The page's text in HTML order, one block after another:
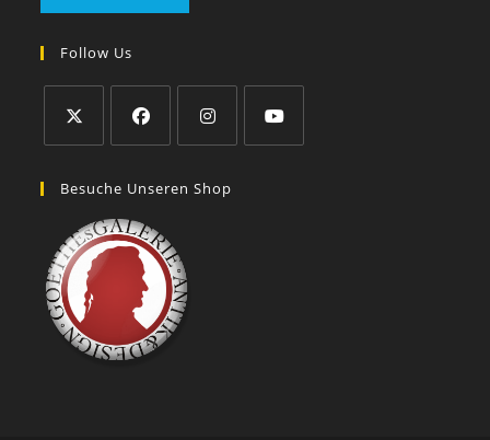
Follow Us
Besuche Unseren Shop